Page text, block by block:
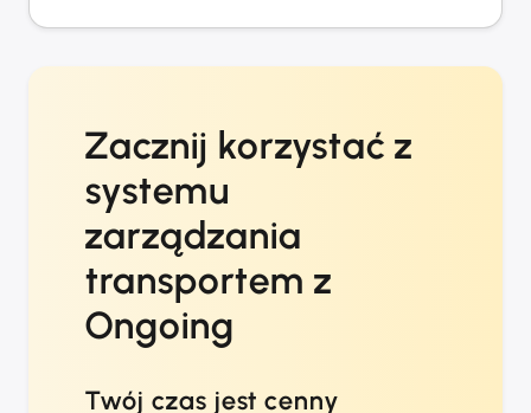
Zacznij korzystać z
systemu
zarządzania
transportem z
Ongoing
Twój czas jest cenny